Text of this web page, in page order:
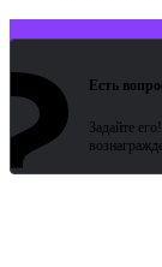
Есть
Задайте